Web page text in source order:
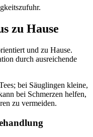
zu Hause
und zu Hause.
durch ausreichende
bei Säuglingen kleine,
bei Schmerzen helfen,
zu vermeiden.